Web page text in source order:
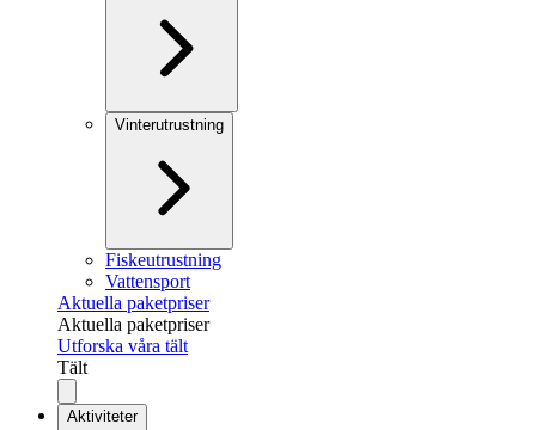
Vinterutrustning
Fiskeutrustning
Vattensport
Aktuella paketpriser
Aktuella paketpriser
Utforska våra tält
Tält
Aktiviteter